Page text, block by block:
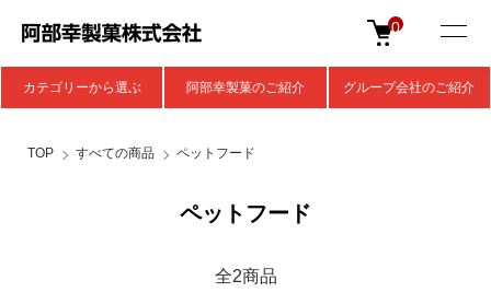
0
カテゴリーから選ぶ 阿部幸製菓のご紹介 グループ会社のご紹介
TOP すべての商品 ペットフード
ペットフード
全2商品